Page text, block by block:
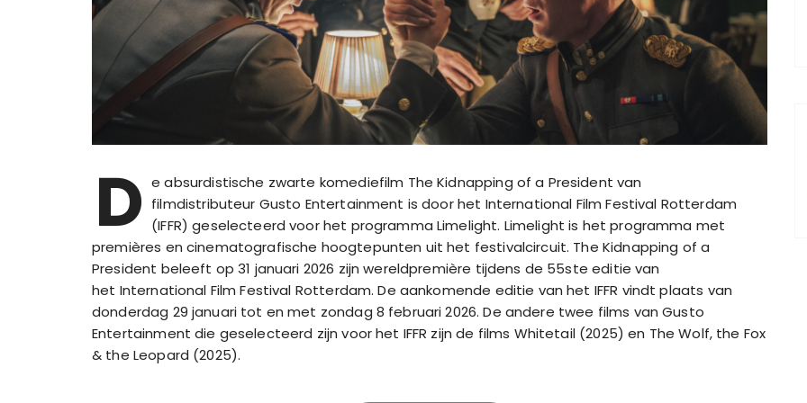
D e absurdistische zwarte komediefilm The Kidnapping of a President van
filmdistributeur Gusto Entertainment is door het International Film Festival Rotterdam
(IFFR) geselecteerd voor het programma Limelight. Limelight is het programma met
premières en cinematografische hoogtepunten uit het festivalcircuit. The Kidnapping of a
President beleeft op 31 januari 2026 zijn wereldpremière tijdens de 55ste editie van
het International Film Festival Rotterdam. De aankomende editie van het IFFR vindt plaats van
donderdag 29 januari tot en met zondag 8 februari 2026. De andere twee films van Gusto
Entertainment die geselecteerd zijn voor het IFFR zijn de films Whitetail (2025) en The Wolf, the Fox
& the Leopard (2025).